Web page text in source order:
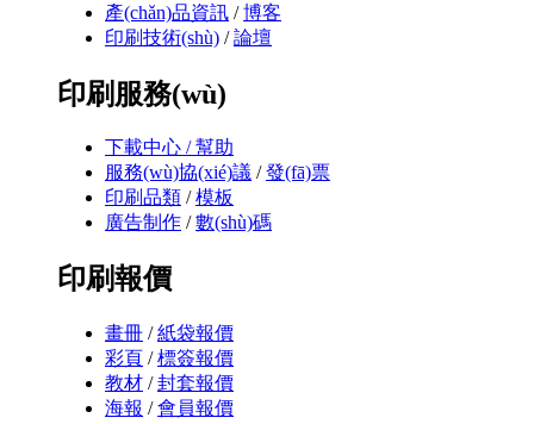
產(chǎn)品資訊 /博客
印刷技術(shù) /論壇
印刷服務(wù)
下載中心 /幫助
服務(wù)協(xié)議 /發(fā)票
印刷品類 /模板
廣告制作 /數(shù)碼
印刷報價
畫冊 /紙袋報價
彩頁 /標簽報價
教材 /封套報價
海報 /會員報價